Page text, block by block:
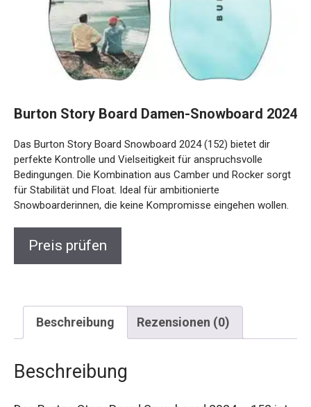
2024
Das Burton Story Board Snowboard 2024 (152) bietet dir
perfekte Kontrolle und Vielseitigkeit für anspruchsvolle
Bedingungen. Die Kombination aus Camber und Rocker
sorgt für Stabilität und Float. Ideal für ambitionierte
Snowboarderinnen, die keine Kompromisse eingehen
Preis prüfen
Beschreibung